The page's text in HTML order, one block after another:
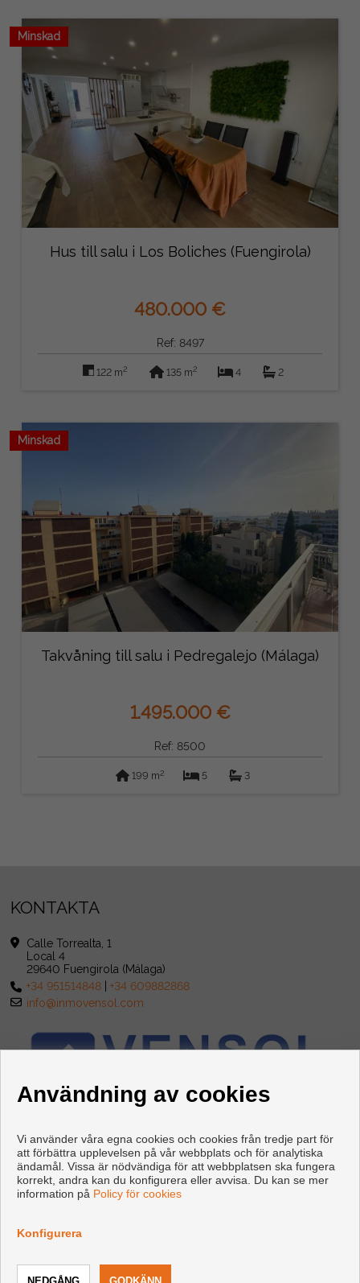
Minskad
Hus till salu i Los Boliches (Fuengirola)
480.000 €
Ref: 8497
122 m2 135 m2 4 2
Minskad
Takvåning till salu i Pedregalejo (Málaga)
1.495.000 €
Ref: 8500
199 m2 5 3
KONTAKTA
Calle Torrealta, 1
Local 4
29640 Fuengirola (Málaga)
+34 951514848 |+34 609882868
info@inmovensol.com
Användning av cookies
Vi använder våra egna cookies och cookies från tredje part för
att förbättra upplevelsen på vår webbplats och för analytiska
ändamål. Vissa är nödvändiga för att webbplatsen ska fungera
korrekt, andra kan du konfigurera eller avvisa. Du kan se mer
information på Policy för cookies
Konfigurera